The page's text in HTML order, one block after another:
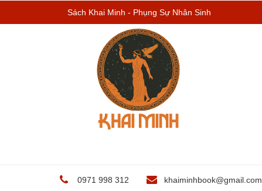
Sách Khai Minh - Phụng Sự Nhân Sinh
0971 998 312 khaiminhbook@gmail.com